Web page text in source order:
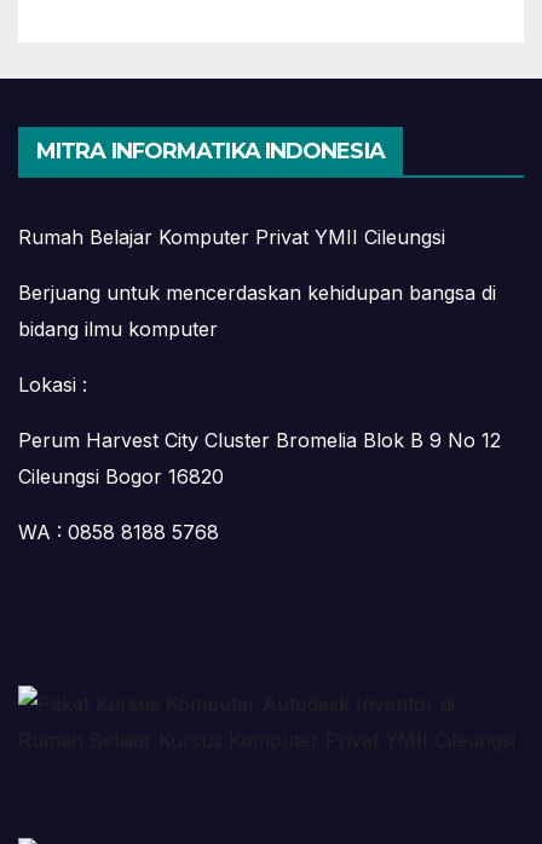
MITRA INFORMATIKA INDONESIA
Rumah Belajar Komputer Privat YMII Cileungsi
Berjuang untuk mencerdaskan kehidupan bangsa di
bidang ilmu komputer
Lokasi :
Perum Harvest City Cluster Bromelia Blok B 9 No 12
Cileungsi Bogor 16820
WA : 0858 8188 5768